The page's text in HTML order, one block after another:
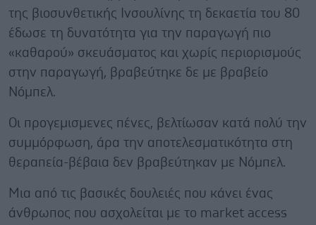
της βιοσυνθετικής Ινσουλίνης τη δεκαετία του 80
έδωσε τη δυνατότητα για την παραγωγή πιο
«καθαρού» σκευάσματος και χωρίς περιορισμούς
στην παραγωγή, βραβεύτηκε δε με βραβείο
Νόμπελ.
Οι προγεμισμενες πένες, βελτίωσαν κατά πολύ την
συμμόρφωση, άρα την αποτελεσματικότητα στη
θεραπεία-βέβαια δεν βραβεύτηκαν με Νόμπελ.
Μια από τις βασικές δουλειές που κάνει ένας
άνθρωπος που ασχολείται με το market access